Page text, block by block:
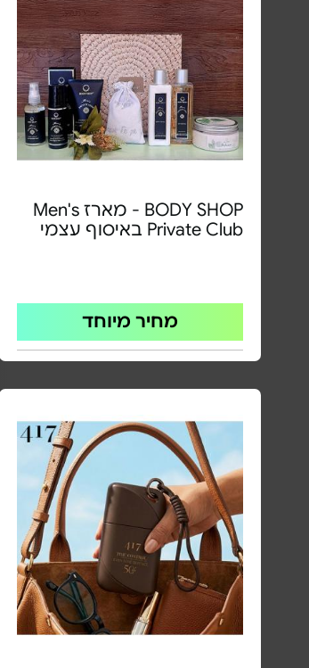
BODY SHOP - מארז Men's
Private Club באיסוף עצמי
מחיר מיוחד